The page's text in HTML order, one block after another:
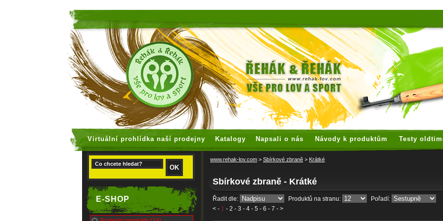
Virtuální prohlídka naší prodejny Katalogy Napsali o nás Návody k produktům Testy
E-SHOP
www.rehak-lov.com > Sbírkové zbraně > Krátké
Sbírkové zbraně - Krátké
Řadit dle: Produktů na stranu:
Pořadí:
< - 1 - 2 - 3 - 4 - 5 - 6 - 7 - >